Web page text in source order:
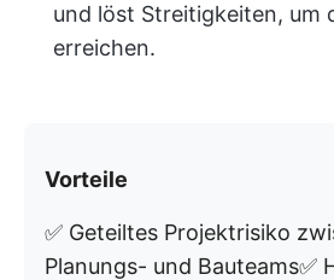
und löst Streitigkeiten, um
erreichen.
Vorteile
✅ Geteiltes Projektrisiko
Planungs- und Bauteams✅